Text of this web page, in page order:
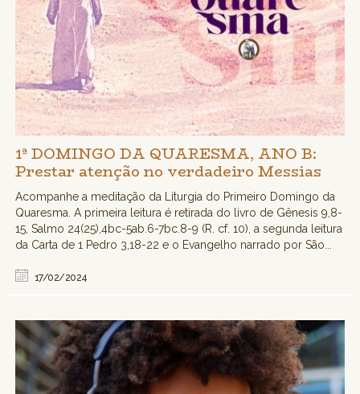
1ª DOMINGO DA QUARESMA, ANO B:
Prestar atenção no verdadeiro Messias
Acompanhe a meditação da Liturgia do Primeiro Domingo da
Quaresma. A primeira leitura é retirada do livro de Gênesis 9,8-
15, Salmo 24(25),4bc-5ab.6-7bc.8-9 (R. cf. 10), a segunda leitura
da Carta de 1 Pedro 3,18-22 e o Evangelho narrado por São...
17/02/2024